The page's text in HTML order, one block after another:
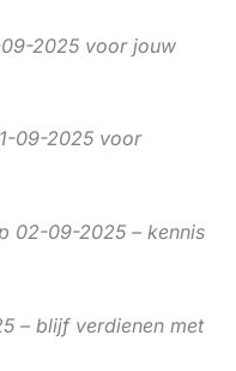
2025 voor jouw
09-2025 voor
02-09-2025 – kennis
– blijf verdienen met